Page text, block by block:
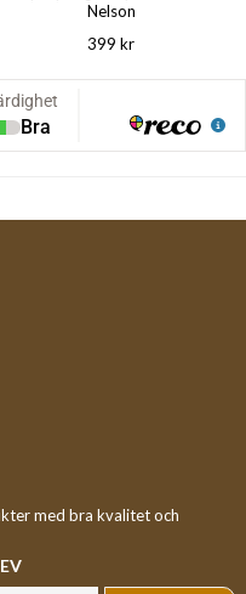
Nelson
399 kr
med bra kvalitet och